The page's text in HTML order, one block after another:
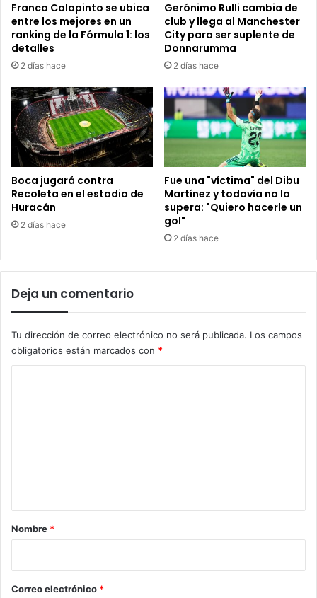
Franco Colapinto se ubica
entre los mejores en un
ranking de la Fórmula 1: los
detalles
2 días hace
Gerónimo Rulli cambia de
club y llega al Manchester
City para ser suplente de
Donnarumma
2 días hace
Boca jugará contra
Recoleta en el estadio de
Huracán
2 días hace
Fue una "víctima" del Dibu
Martínez y todavía no lo
supera: "Quiero hacerle un
gol"
2 días hace
Deja un comentario
Tu dirección de correo electrónico no será publicada. Los campos
obligatorios están marcados con *
r
*
Nombre *
Correo electrónico *